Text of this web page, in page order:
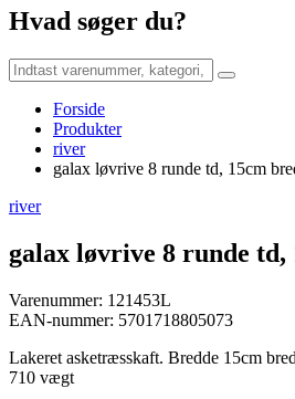
Hvad søger du?
Forside
Produkter
river
galax løvrive 8 runde td, 15cm
river
galax løvrive 8 runde td,
Varenummer: 121453L
EAN-nummer: 5701718805073
Lakeret asketræsskaft. Bredde 15cm
710 vægt